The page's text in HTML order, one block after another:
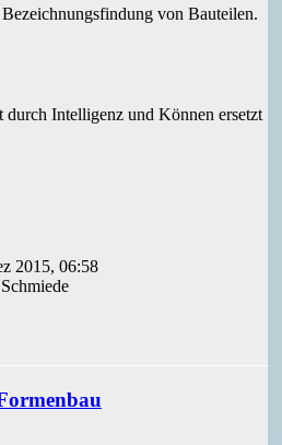
von Bauteilen.
Intelligenz und Können ersetzt
2015, 06:58